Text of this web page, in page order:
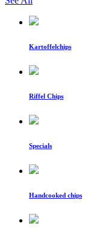
Kartoffelchips
Riffel Chips
Specials
Handcooked chips